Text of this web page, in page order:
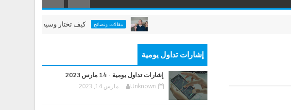
مقالات ونصائح كيف تختار وسيطاً عقارياً جيداً
إشارات تداول يومية
إشارات تداول يومية - 14 مارس 2023
Unknown مارس 14, 2023